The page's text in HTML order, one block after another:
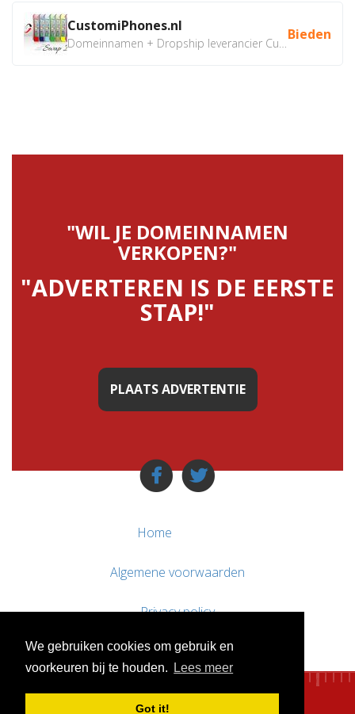
We gebruiken cookies om gebruik en
voorkeuren bij te houden.
Lees meer
Got it!
CustomiPhones.nl Bieden
"WIL JE DOMEINNAMEN
VERKOPEN?"
"ADVERTEREN IS DE EERSTE
STAP!"
PLAATS ADVERTENTIE
Home
Algemene voorwaarden
Privacy policy
Contact / Support